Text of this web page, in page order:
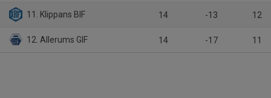
11. Klippans BIF 14 -13 12
12. Allerums GIF 14 -17 11